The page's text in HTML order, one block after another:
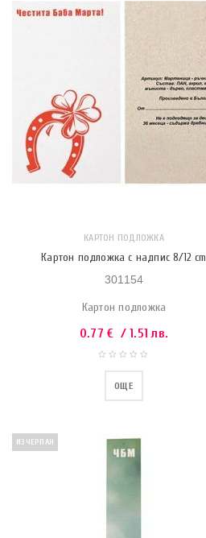
КАРТОН ПОДЛОЖКА
Картон подложка с надпис 8/12 cm
301154
Картон подложка
0.77€ / 1.51 лв.
ОЩЕ
ИЗЧЕРПАН